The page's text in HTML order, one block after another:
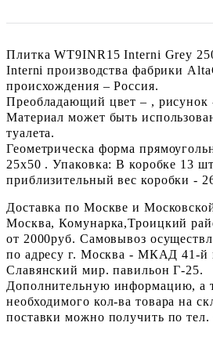
Плитка WT9INR15 Interni Grey
Interni производства фабрики
происхождения – Россия.
Преобладающий цвет – , рисунок
Материал может быть
туалета.
Геометрическа форма
25x50 . Упаковка: В коробке 13
приблизительный вес коробки -
Доставка по Москве и
Москва, Комунарка,Троицкий
от 2000руб. Самовывоз
по адресу г. Москва - МКАД 41-й
Славянский мир. павильон Г-25.
Дополнительную информацию, а
необходимого кол-ва товара на
поставки можно получить по